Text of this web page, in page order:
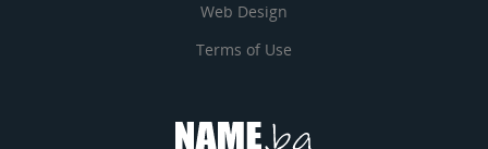
Web Design
Terms of Use